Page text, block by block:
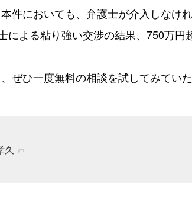
件においても、弁護士が介入しなけ
による粘り強い交渉の結果、750万円
ぜひ一度無料の相談を試してみてい
久